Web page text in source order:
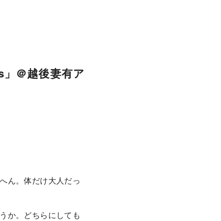
＠越後妻有ア
ん。体だけ大人だっ
か。どちらにしても